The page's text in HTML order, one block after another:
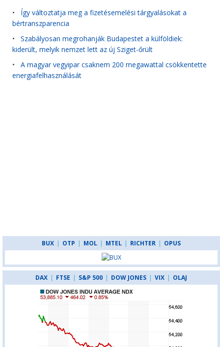
• Így változtatja meg a fizetésemelési tárgyalásokat a
bértranszparencia
• Szabályosan megrohanják Budapestet a külföldiek:
kiderült, melyik nemzet lett az új Sziget-őrült
• A magyar vegyipar csaknem 200 megawattal csökkentette
energiafelhasználását
BUX | OTP | MOL | MTEL | RICHTER | OPUS
DAX | FTSE | S&P 500 | DOW JONES | VIX | OLAJ